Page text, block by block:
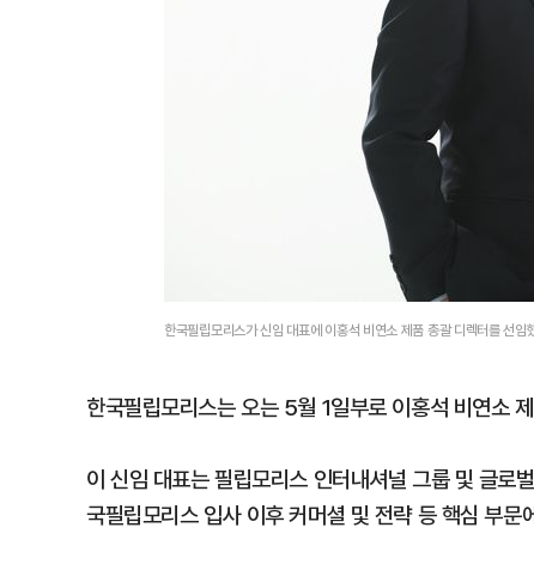
한국필립모리스가 신임 대표에 이홍석 비연소 제품 총괄 디렉터를 선
한국필립모리스는 오는 5월 1일부로 이홍석 비연소
이 신임 대표는 필립모리스 인터내셔널 그룹 및 글
국필립모리스 입사 이후 커머셜 및 전략 등 핵심 부문